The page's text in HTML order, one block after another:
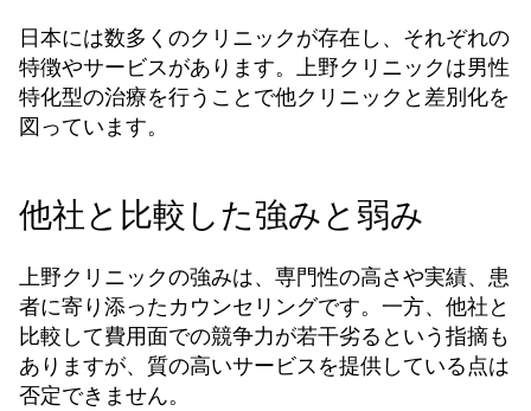
日本には数多くのクリニックが存在し、それぞれの
特徴やサービスがあります。上野クリニックは男性
特化型の治療を行うことで他クリニックと差別化を
図っています。
他社と比較した強みと弱み
上野クリニックの強みは、専門性の高さや実績、患
者に寄り添ったカウンセリングです。一方、他社と
比較して費用面での競争力が若干劣るという指摘も
ありますが、質の高いサービスを提供している点は
否定できません。